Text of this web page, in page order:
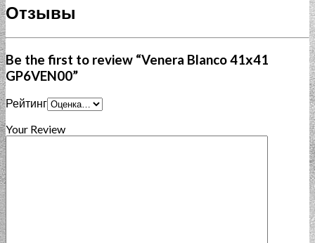
Отзывы
Be the first to review “Venera Blanco 41х41
GP6VEN00”
Рейтинг
Your Review